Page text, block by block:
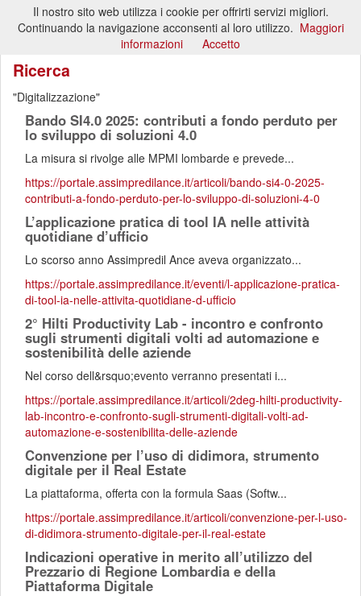
Ricerca
Digitalizzazione
Bando SI4.0 2025: contributi a fondo perduto per
lo sviluppo di soluzioni 4.0
La misura si rivolge alle MPMI lombarde e prevede...
https://portale.assimpredilance.it/articoli/bando-si4-0-2025-
contributi-a-fondo-perduto-per-lo-sviluppo-di-soluzioni-4-0
L’applicazione pratica di tool IA nelle attività
quotidiane d’ufficio
Lo scorso anno Assimpredil Ance aveva organizzato...
https://portale.assimpredilance.it/eventi/l-applicazione-pratica-
di-tool-ia-nelle-attivita-quotidiane-d-ufficio
2° Hilti Productivity Lab - incontro e confronto
sugli strumenti digitali volti ad automazione e
sostenibilità delle aziende
Nel corso dell&rsquo;evento verranno presentati i...
https://portale.assimpredilance.it/articoli/2deg-hilti-productivity-
lab-incontro-e-confronto-sugli-strumenti-digitali-volti-ad-
automazione-e-sostenibilita-delle-aziende
Convenzione per l’uso di didimora, strumento
digitale per il Real Estate
La piattaforma, offerta con la formula Saas (Softw...
https://portale.assimpredilance.it/articoli/convenzione-per-l-uso-
di-didimora-strumento-digitale-per-il-real-estate
Indicazioni operative in merito all’utilizzo del
Prezzario di Regione Lombardia e della
Piattaforma Digitale
Il nostro sito web utilizza i cookie per offrirti servizi migliori.
Continuando la navigazione acconsenti al loro utilizzo. Maggiori
informazioni
Accetto